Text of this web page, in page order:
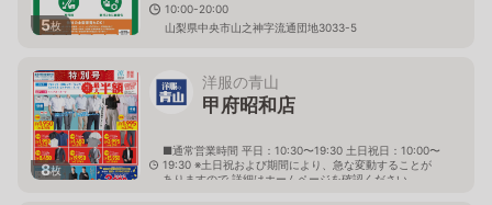
5枚
10:00-20:00
山梨県中央市山之神字流通団地3033-5
8枚
洋服の青山
甲府昭和店
■通常営業時間 平日：10:30〜19:30 土日祝日：10:00〜
19:30 ※土日祝および期間により、急な変動することが
ありますので 詳細はホームページを確認ください